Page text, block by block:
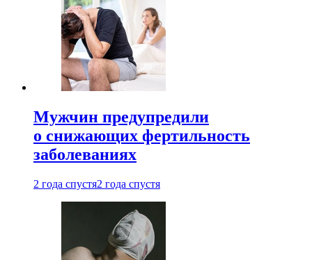
Мужчин предупредили
о снижающих фертильность
заболеваниях
2 года спустя2 года спустя